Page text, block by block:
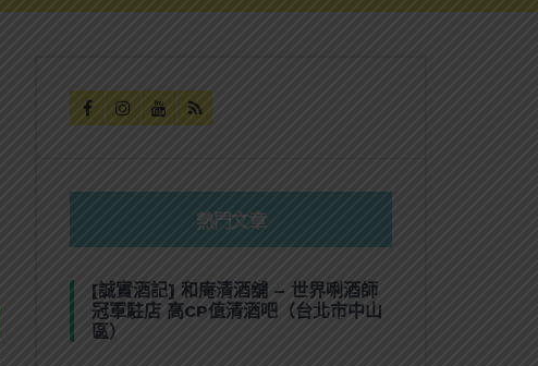
熱門文章
[誠實酒記] 和庵清酒舖 – 世界唎酒師
冠軍駐店 高CP值清酒吧（台北市中山
區）